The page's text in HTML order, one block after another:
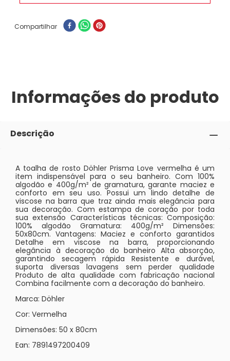
Compartilhar
Informações do produto
Descrição
A toalha de rosto Döhler Prisma Love vermelha é um
item indispensável para o seu banheiro. Com 100%
algodão e 400g/m² de gramatura, garante maciez e
conforto em seu uso. Possui um lindo detalhe de
viscose na barra que traz ainda mais elegância para
sua decoração. Com estampa de coração por toda
sua extensão Características técnicas: Composição:
100% algodão Gramatura: 400g/m² Dimensões:
50x80cm. Vantagens: Maciez e conforto garantidos
Detalhe em viscose na barra, proporcionando
elegância à decoração do banheiro Alta absorção,
garantindo secagem rápida Resistente e durável,
suporta diversas lavagens sem perder qualidade
Produto de alta qualidade com fabricação nacional
Combina facilmente com a decoração do banheiro.
Marca: Döhler
Cor: Vermelha
Dimensões: 50 x 80cm
Ean: 7891497200409